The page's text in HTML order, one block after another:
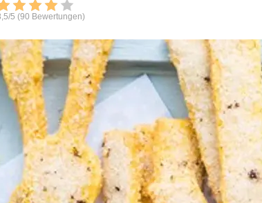
5 (90 Bewertungen)